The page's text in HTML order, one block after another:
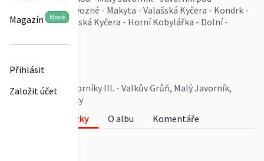
Magazín Nové
Přihlásit
Založit účet
Černíkovem - Převozné - Makyta - Valašská Kyčera - Kondrk -
Javorová - Čerňanská Kyčera - Horní Kobylářka - Dolní -
Více
0
2021-05-09 Javorníky III. - Valkův Grůň, Malý Javorník,
Makyta, Kobylářky
Fotky
O albu
Komentáře